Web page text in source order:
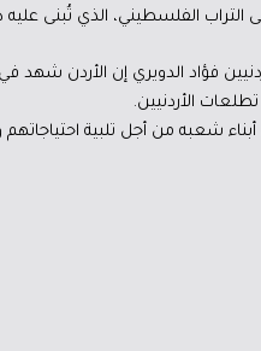
الفلسطيني، الذي تُبنى عليه
فؤاد الدويري إن الأردن شهد
الأردنيين.
أبناء شعبه من أجل تلبية